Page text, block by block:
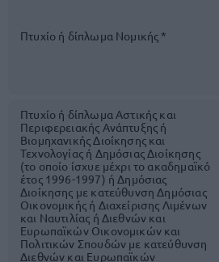
Πτυχίο ή δίπλωμα Νομικής *
Πτυχίο ή δίπλωμα Αστικής και
Περιφερειακής Ανάπτυξης ή
Βιομηχανικής Διοίκησης και
Τεχνολογίας ή Δημόσιας Διοίκησης
(το οποίο ίσχυε μέχρι το ακαδημαϊκό
έτος 1996-1997) ή Δημόσιας
Διοίκησης με κατεύθυνση Δημόσιας
Οικονομικής ή Διαχείρισης Λιμένων
και Ναυτιλίας ή Διεθνών και
Ευρωπαϊκών Οικονομικών και
Πολιτικών Σπουδών με κατεύθυνση
Διεθνών και Ευρωπαϊκών